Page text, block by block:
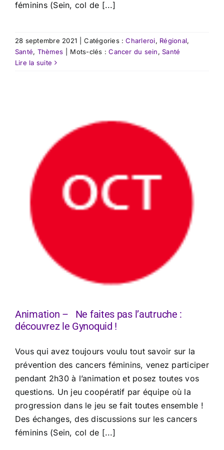
féminins (Sein, col de [...]
28 septembre 2021 Catégories :Charleroi, Régional,
Santé, Thèmes Mots-clés :Cancer du sein,Santé
Lire la suite
Animation – Ne faites pas l’autruche :
découvrez le Gynoquid !
Vous qui avez toujours voulu tout savoir sur la
prévention des cancers féminins, venez participer
pendant 2h30 à l’animation et posez toutes vos
questions. Un jeu coopératif par équipe où la
progression dans le jeu se fait toutes ensemble !
Des échanges, des discussions sur les cancers
féminins (Sein, col de [...]